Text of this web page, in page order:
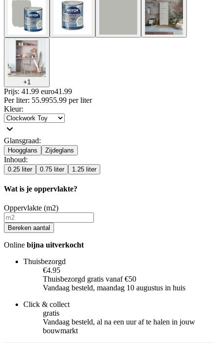
+1
Prijs: 41.99 euro41 .99
Per liter: 55.9955.99 per liter
Kleur:
Glansgraad:
Hoogglans Zijdeglans
Inhoud:
0.25 liter 0.75 liter 1.25 liter
Wat is je oppervlakte?
Oppervlakte (m2)
Bereken aantal
Online bijna uitverkocht
Thuisbezorgd
€4.95
Thuisbezorgd gratis vanaf €50
Vandaag besteld, maandag 10 augustus in huis
Click & collect
gratis
Vandaag besteld, al na een uur af te halen in jouw
bouwmarkt